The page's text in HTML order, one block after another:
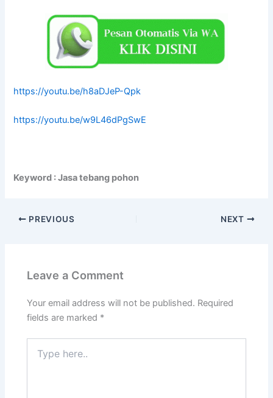
https://youtu.be/h8aDJeP-Qpk
https://youtu.be/w9L46dPgSwE
Keyword : Jasa tebang pohon
PREVIOUS NEXT
Leave a Comment
Your email address will not be published. Required
fields are marked *
here..